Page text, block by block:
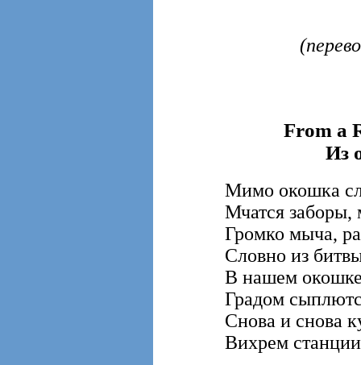
From a
Из
Мимо окошка
Мчатся заборы,
Громко мыча,
Словно из
В нашем
Градом
Снова и снова
Вихрем станции